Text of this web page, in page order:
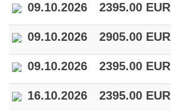
09.10.2026 2395.00 EUR
09.10.2026 2905.00 EUR
09.10.2026 2395.00 EUR
16.10.2026 2395.00 EUR